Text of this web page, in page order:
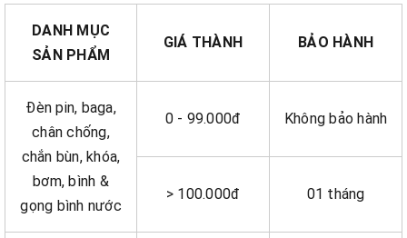
DANH MỤC
SẢN PHẨM
GIÁ THÀNH BẢO HÀNH
Đèn pin, baga,
chân chống,
chắn bùn, khóa,
bơm, bình &
gọng bình nước
0 - 99.000đ Không bảo hành
> 100.000đ 01 tháng